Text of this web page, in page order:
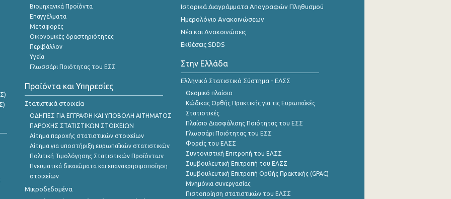
Βιομηχανικά Προϊόντα
Επαγγέλματα
Μεταφορές
Οικονομικές δραστηριότητες
Περιβάλλον
Υγεία
Γλωσσάρι Ποιότητας του ΕΣΣ
Προϊόντα και Υπηρεσίες
Στατιστικά στοιχεία
ΟΔΗΓΙΕΣ ΓΙΑ ΕΓΓΡΑΦΗ ΚΑΙ ΥΠΟΒΟΛΗ ΑΙΤΗΜΑΤΟΣ
ΠΑΡΟΧΗΣ ΣΤΑΤΙΣΤΙΚΩΝ ΣΤΟΙΧΕΙΩΝ
Αίτημα παροχής στατιστικών στοιχείων
Αίτημα για υποστήριξη ευρωπαϊκών στατιστικών
Πολιτική Τιμολόγησης Στατιστικών Προϊόντων
Πνευματικά δικαιώματα και επαναχρησιμοποίηση
στοιχείων
Μικροδεδομένα
Ιστορικά Διαγράμματα Απογραφών Πληθυσμού
Ημερολόγιο Ανακοινώσεων
Νέα και Ανακοινώσεις
Εκθέσεις SDDS
Στην Ελλάδα
Ελληνικό Στατιστικό Σύστημα - ΕΛΣΣ
Θεσμικό πλαίσιο
Κώδικας Ορθής Πρακτικής για τις Ευρωπαϊκές
Στατιστικές
Πλαίσιο Διασφάλισης Ποιότητας του ΕΣΣ
Γλωσσάρι Ποιότητας του ΕΣΣ
Φορείς του ΕΛΣΣ
Συντονιστική Επιτροπή του ΕΛΣΣ
Συμβουλευτική Επιτροπή του ΕΛΣΣ
Συμβουλευτική Επιτροπή Ορθής Πρακτικής (GPAC)
Μνημόνια συνεργασίας
Πιστοποίηση στατιστικών του ΕΛΣΣ